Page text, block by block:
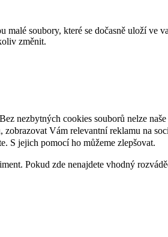
soubory, které se dočasně uloží ve
změnit.
nezbytných cookies souborů nelze
Vám relevantní reklamu na
S jejich pomocí ho můžeme zlepšovat.
Pokud zde nenajdete vhodný